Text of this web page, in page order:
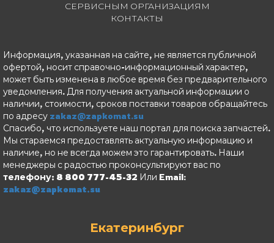
СЕРВИСНЫМ ОРГАНИЗАЦИЯМ
КОНТАКТЫ
Информация, указанная на сайте, не является публичной
офертой, носит справочно-информационный характер,
может быть изменена в любое время без предварительного
уведомления. Для получения актуальной информации о
наличии, стоимости, сроков поставки товаров обращайтесь
по адресу zakaz@zapkomat.su
Спасибо, что используете наш портал для поиска запчастей.
Мы стараемся предоставлять актуальную информацию и
наличие, но не всегда можем это гарантировать. Наши
менеджеры с радостью проконсультируют вас по
телефону: 8 800 777-45-32 Или Email:
zakaz@zapkomat.su
Екатеринбург